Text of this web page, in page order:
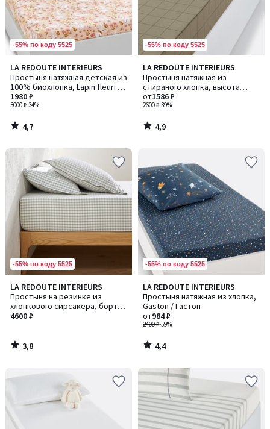
-55% по коду 5525
LA REDOUTE INTERIEURS
Простыня натяжная детская из
100% биохлопка, Lapin fleuri /
Лапин флери
3000 ₽-34%
1980 ₽
4,7
/ 5
4,7
/
-55% по коду 5525
LA REDOUTE INTERIEURS
Простыня натяжная из
стираного хлопка, высота
бортика 25 см, Monille /
Мониль
2600 ₽-39%
от1586 ₽
4,9
/ 5
4,9
/
-55% по коду 5525
LA REDOUTE INTERIEURS
Простыня на резинке из
хлопкового сирсакера, бортик
30 см, COTTAGE VERT /
4600 ₽
3,8
/ 5
3,8
/
-55% по коду 5525
LA REDOUTE INTERIEURS
Простыня натяжная из хлопка,
Gaston / Гастон
2400 ₽-59%
от984 ₽
4,4
/ 5
4,4
/